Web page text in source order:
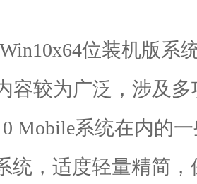
位装机版系
容较为广泛，涉及
Mobile系统在内的
统，适度轻量精简